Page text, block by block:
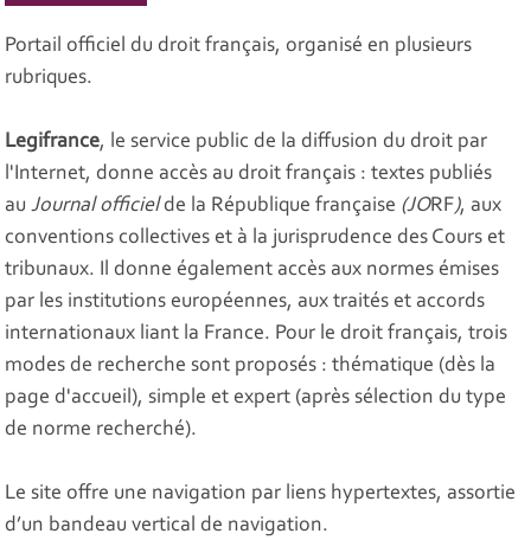
Portail officiel du droit français, organisé en plusieurs
rubriques.
Legifrance, le service public de la diffusion du droit par
l'Internet, donne accès au droit français : textes publiés
auJournal officielde la République française (JORF), aux
conventions collectives et à la jurisprudence des Cours et
tribunaux. Il donne également accès aux normes émises
par les institutions européennes, aux traités et accords
internationaux liant la France. Pour le droit français, trois
modes de recherche sont proposés : thématique (dès la
page d'accueil), simple et expert (après sélection du type
de norme recherché).
Le site offre une navigation par liens hypertextes, assortie
d’un bandeau vertical de navigation.